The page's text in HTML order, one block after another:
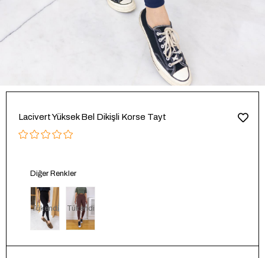
Lacivert Yüksek Bel Dikişli Korse Tayt
Diğer Renkler
Tükendi Tükendi